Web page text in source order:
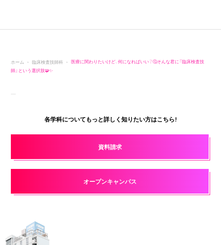
ホーム 臨床検査技師科
医療に関わりたいけど、何になればいい？🤔そんな君に『臨床検査技
師』という選択肢🧩✨
各学科についてもっと詳しく知りたい方はこちら!
資料請求
オープンキャンパス